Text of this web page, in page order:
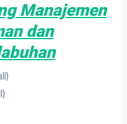
Manajemen
dan